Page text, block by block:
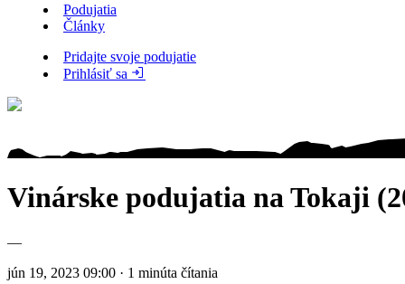
Podujatia
Články
Pridajte svoje podujatie
Prihlásiť sa
Vinárske podujatia na Tokaji
—
jún 19, 2023 09:00 · 1 minúta čítania